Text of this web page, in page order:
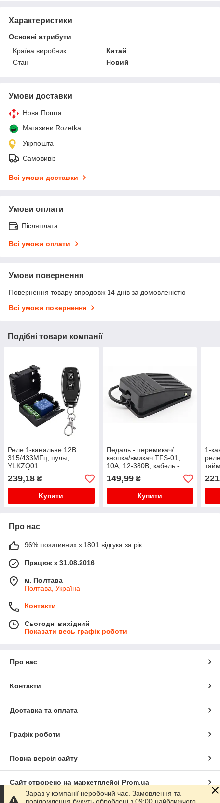
Характеристики
Основні атрибути
Країна виробник
Китай
Стан
Новий
Умови доставки
Нова Пошта
Магазини Rozetka
Укрпошта
Самовивіз
Всі умови доставки
Умови оплати
Післяплата
Всі умови оплати
Умови повернення
Повернення товару впродовж 14 днів за домовленістю
Всі умови повернення
Подібні товари компанії
Реле 1-канальне 12В
315/433МГц, пульт,
YLKZQ01
239,18 ₴
Купити
Педаль - перемикач/
кнопка/вмикач TFS-01,
10A, 12-380В, кабель -
15см
149,99₴
Купити
1-
Про нас
96% позитивних з 1801 відгука за рік
Працює з 31.08.2016
м. Полтава
Полтава, Україна
Контакти
Сьогодні вихідний
Показати весь графік роботи
Про нас
Контакти
Доставка та оплата
Графік роботи
Повна версія сайту
Сайт створено на маркетплейсі Prom.ua
Зараз у компанії неробочий час. Замовлення та
повідомлення будуть оброблені з 09:00 найближчого